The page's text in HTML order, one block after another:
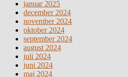
januar 2025
december 2024
november 2024
oktober 2024
september 2024
august 2024
juli 2024
juni 2024
maj 2024